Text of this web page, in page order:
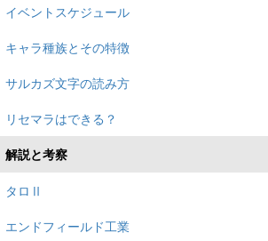
イベントスケジュール
キャラ種族とその特徴
サルカズ文字の読み方
リセマラはできる？
解説と考察
タロⅡ
エンドフィールド工業